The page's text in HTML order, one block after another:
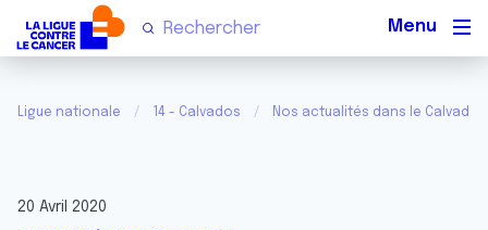
Ligue nationale 14 - Calvados Nos actualités dans le Calvados
20 Avril 2020